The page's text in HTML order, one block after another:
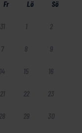
Fr Lö Sö
31 1 2
7 8 9
14 15 16
21 22 23
28 29 30